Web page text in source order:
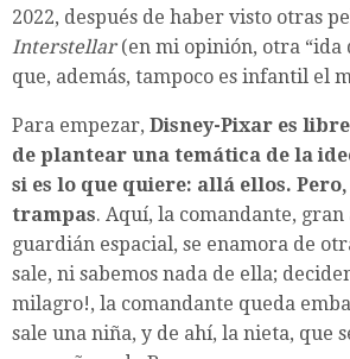
2022, después de haber visto otras
Interstellar(en mi opinión, otra “ida
que, además, tampoco es infantil el
Para empezar, Disney-Pixar es
de plantear una temática de la
si es lo que quiere: allá ellos.
trampas. Aquí, la comandante,
guardián espacial, se enamora de
sale, ni sabemos nada de ella;
milagro!, la comandante queda
sale una niña, y de ahí, la nieta, que